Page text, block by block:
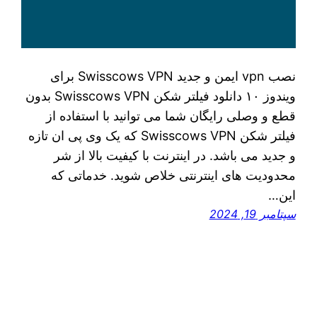
نصب vpn ایمن و جدید Swisscows VPN برای
ویندوز ۱۰ دانلود فیلتر شکن Swisscows VPN بدون
قطع و وصلی رایگان شما می‌ توانید با استفاده از
فیلتر شکن Swisscows VPN که یک وی پی ان تازه
و جدید می‌ باشد. در اینترنت با کیفیت بالا از شر
محدودیت‌ های اینترنتی خلاص شوید. خدماتی که
این…
سپتامبر 19, 2024